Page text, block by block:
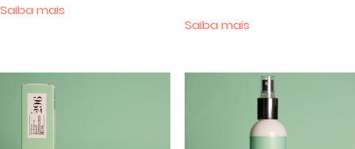
Saiba mais
Saiba mais